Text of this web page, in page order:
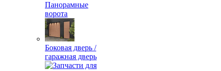
Панорамные
ворота
Боковая дверь /
гаражная дверь